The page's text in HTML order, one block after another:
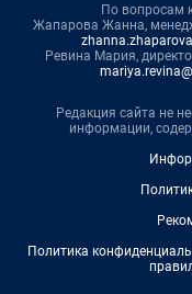
По вопросам
Жапарова Жанна,
Ревина Мария,
Редакция сайта не
информации,
Политика